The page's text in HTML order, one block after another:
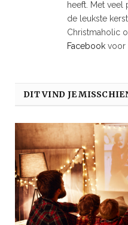
heeft. Met
de leukste
Christmaholic
Facebook voor
DIT VIND JE